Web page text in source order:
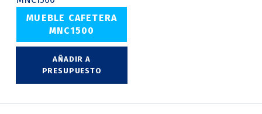
MUEBLE CAFETERA
MNC1500
AÑADIR A
PRESUPUESTO
Navegación de entradas